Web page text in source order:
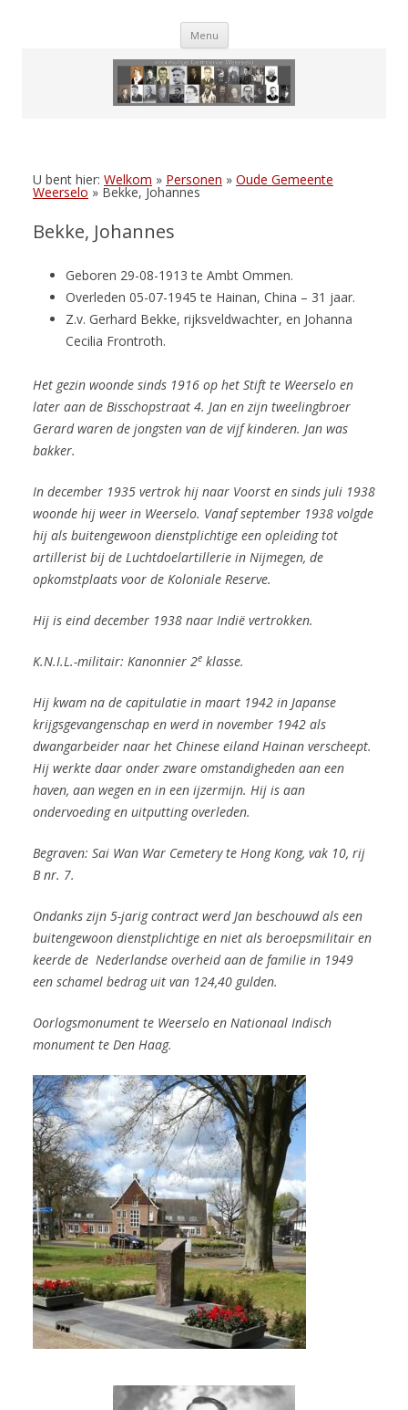
Menu Skip
U bent hier: Welkom » Personen » Oude Gemeente
Weerselo » Bekke, Johannes
Bekke, Johannes
Geboren 29-08-1913 te Ambt Ommen.
Overleden 05-07-1945 te Hainan, China – 31 jaar.
Z.v. Gerhard Bekke, rijksveldwachter, en Johanna
Cecilia Frontroth.
Het gezin woonde sinds 1916 op het Stift te Weerselo en
later aan de Bisschopstraat 4. Jan en zijn tweelingbroer
Gerard waren de jongsten van de vijf kinderen. Jan was
bakker.
In december 1935 vertrok hij naar Voorst en sinds juli 1938
woonde hij weer in Weerselo. Vanaf september 1938 volgde
hij als buitengewoon dienstplichtige een opleiding tot
artillerist bij de Luchtdoelartillerie in Nijmegen, de
opkomstplaats voor de Koloniale Reserve.
Hij is eind december 1938 naar Indië vertrokken.
K.N.I.L.-militair: Kanonnier 2e klasse.
Hij kwam na de capitulatie in maart 1942 in Japanse
krijgsgevangenschap en werd in november 1942 als
dwangarbeider naar het Chinese eiland Hainan verscheept.
Hij werkte daar onder zware omstandigheden aan een
haven, aan wegen en in een ijzermijn. Hij is aan
ondervoeding en uitputting overleden.
Begraven: Sai Wan War Cemetery te Hong Kong, vak 10, rij
B nr. 7.
Ondanks zijn 5-jarig contract werd Jan beschouwd als een
buitengewoon dienstplichtige en niet als beroepsmilitair en
keerde de Nederlandse overheid aan de familie in 1949
een schamel bedrag uit van 124,40 gulden.
Oorlogsmonument te Weerselo en Nationaal Indisch
monument te Den Haag.